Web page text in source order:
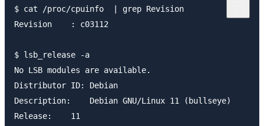
$ cat /proc/cpuinfo  | grep Revision
Revision    : c03112
$ lsb_release -a
No LSB modules are available.
Distributor ID: Debian
Description:    Debian GNU/Linux 11 (bullseye)
Release:    11